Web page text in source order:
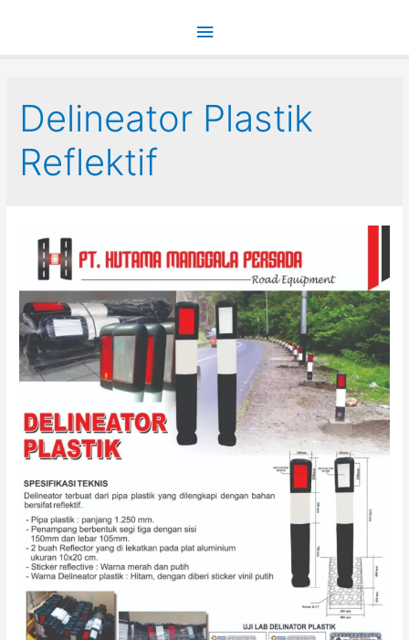
Main
Delineator Plastik
Reflektif